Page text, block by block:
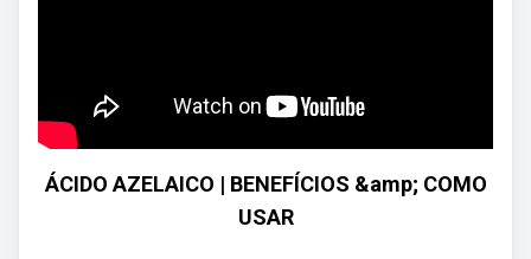
ÁCIDO AZELAICO | BENEFÍCIOS &amp; COMO
USAR